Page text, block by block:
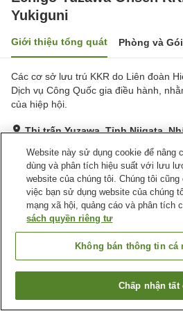
Yukiguni
Giới thiệu tổng quát Phòng và
Các cơ sở lưu trú KKR do Liên đoàn
Dịch vụ Công Quốc gia điều hành,
của hiệp hội.
Thị trấn Yuzawa, Tỉnh Niigata,
Tuyệt vời Đánh giá:77lượt
Tiện nghi chỗ nghỉ
Echigo Yuzawa Onsen KKR Yuzawa Yukiguni
Tìm phòng
Website này sử dụng cookie để nâng
dùng và phân tích hiệu suất với lưu
website của chúng tôi. Chúng tôi
việc bạn sử dụng website của chúng
mạng xã hội, quảng cáo và phân tích
sách quyền riêng tư
Không bán thông tin cá
Chấp nhận tất